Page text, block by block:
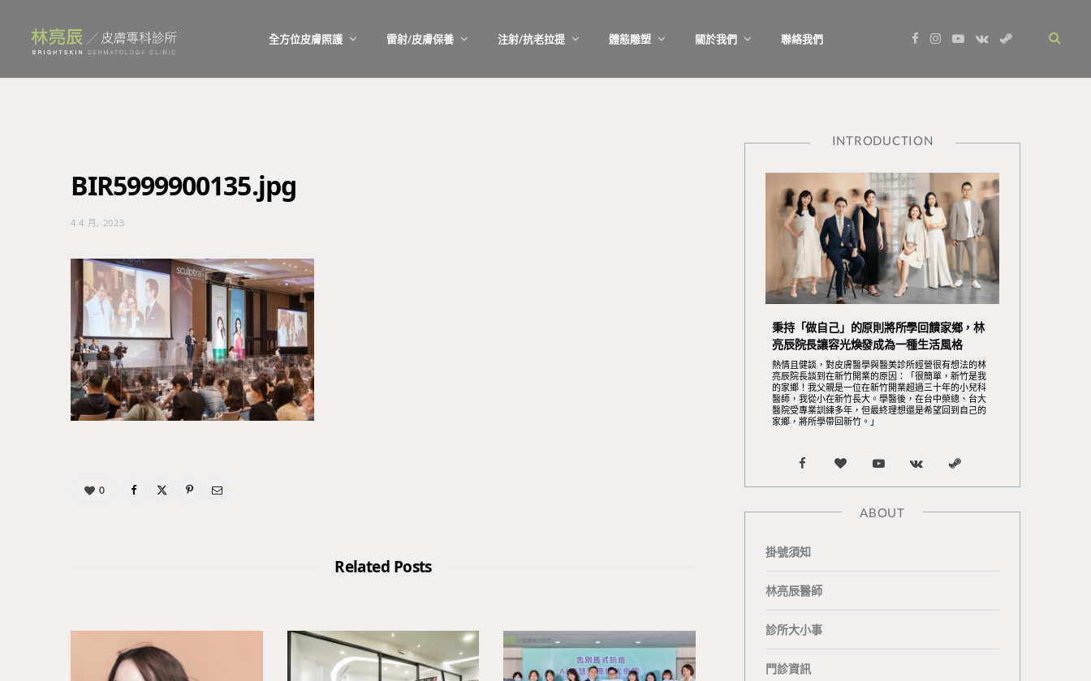
全方位皮膚照護 雷射/皮膚保養 注射/抗老拉提 體態雕塑 關於我們 聯絡我們
I
Y
V
S
BIR5999900135.jpg
4 4 月, 2023
0
Related Posts
INTRODUCTION
秉持「做自己」的原則將所學回饋家鄉，林
亮辰院長讓容光煥發成為一種生活風格
熱情且健談，對皮膚醫學與醫美診所經營很有想法的林
亮辰院長談到在新竹開業的原因：「很簡單，新竹是我
的家鄉！我父親是一位在新竹開業超過三十年的小兒科
醫師，我從小在新竹長大。學醫後，在台中榮總、台大
醫院受專業訓練多年，但最終理想還是希望回到自己的
家鄉，將所學帶回新竹。」
F
a
e
b
k
B
l
Y
o
u
V
K
S
t
ABOUT
掛號須知
林亮辰醫師
診所大小事
門診資訊